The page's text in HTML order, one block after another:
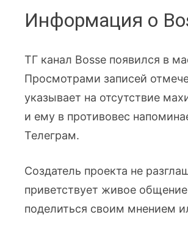
Информация о
ТГ канал Bosse появился в
Просмотрами записей
указывает на отсутствие
и ему в противовес
Телеграм.
Создатель проекта не
приветствует живое
поделиться своим мнением